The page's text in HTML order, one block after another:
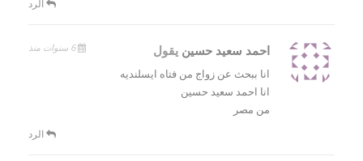
الرد
احمد سعيد حسين يقول 6 سنوات منذ
انا ببحث عن زواج من فتاه ايسلنديه
انا احمد سعيد حسين
من مصر
الرد